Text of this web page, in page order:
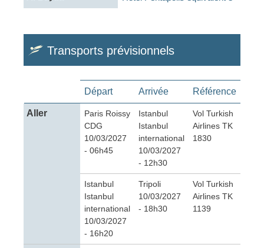
Transports prévisionnels
Départ Arrivée Référence
Aller
Paris Roissy
CDG
10/03/2027
- 06h45
Istanbul
Istanbul
international
10/03/2027
- 12h30
Vol Turkish
Airlines TK
1830
Istanbul
Istanbul
international
10/03/2027
- 16h20
Tripoli
10/03/2027
- 18h30
Vol Turkish
Airlines TK
1139